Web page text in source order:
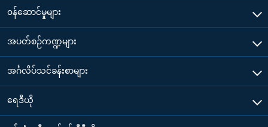
၀န်ဆောင်မှုများ
အပတ်စဉ်ကဏ္ဍများ
အင်္ဂလိပ်သင်ခန်းစာများ
ရေဒီယို